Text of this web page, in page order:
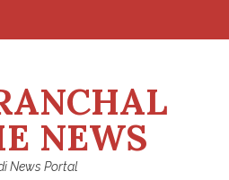
NEWS
News Portal